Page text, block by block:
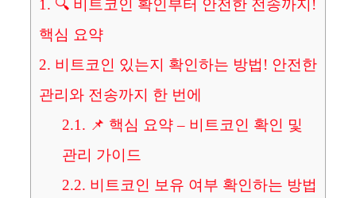
1. 🔍 비트코인 확인부터 안전한 전송까지!
핵심 요약
2. 비트코인 있는지 확인하는 방법! 안전한
관리와 전송까지 한 번에
2.1. 📌 핵심 요약 – 비트코인 확인 및
관리 가이드
2.2. 비트코인 보유 여부 확인하는 방법